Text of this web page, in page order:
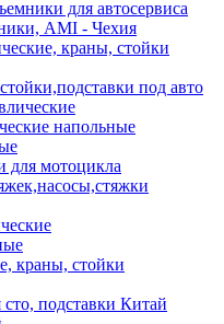
для автосервиса
АМІ - Чехия
краны, стойки
под авто
напольные
для мотоцикла
краны, стойки
подставки Китай